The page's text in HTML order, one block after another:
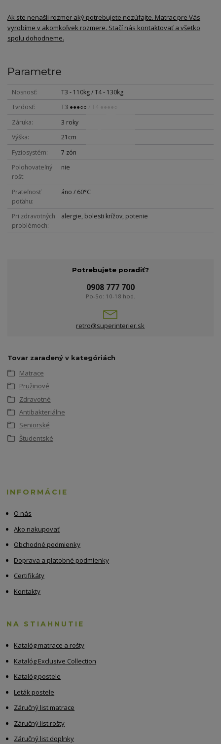
Ak ste nenašli rozmer aký potrebujete nezúfajte. Matrac pre Vás
vyrobíme v akomkoľvek rozmere. Stačí nás kontaktovať a všetko
spolu dohodneme.
Parametre
Nosnosť
T3 - 110kg / T4 - 130kg
Tvrdosť
T3 ●●●○○ / T4 ●●●●○
Záruka
3 roky
Výška
21cm
Fyziosystém
7 zón
Polohovateľný
rošt
nie
Prateľnosť
poťahu
áno / 60°C
Pri zdravotných
problémoch
alergie, bolesti krížov, potenie
Potrebujete poradiť?
0908 777 700
Po-So: 10-18 hod.
retro@superinterier.sk
Tovar zaradený v kategóriách
Matrace
Pružinové
Zdravotné
Antibakteriálne
Seniorské
Študentské
INFORMÁCIE
O nás
Ako nakupovať
Obchodné podmienky
Doprava a platobné podmienky
Certifikáty
Kontakty
NA STIAHNUTIE
Katalóg matrace a rošty
Katalóg Exclusive Collection
Katalóg postele
Leták postele
Záručný list matrace
Záručný list rošty
Záručný list doplnky